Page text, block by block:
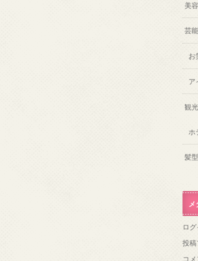
美
芸
お
ア
観
ホ
髪
メ
ロ
投稿
コ